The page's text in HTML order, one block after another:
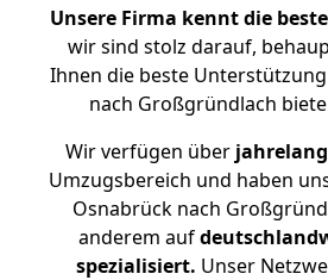
Unsere Firma kennt die
wir sind stolz darauf,
Ihnen die beste
nach Großgründlach
Wir verfügen über
Umzugsbereich und haben
Osnabrück nach
anderem auf
spezialisiert. Unser